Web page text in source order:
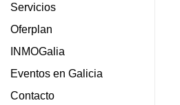
Servicios
Oferplan
INMOGalia
Eventos en Galicia
Contacto